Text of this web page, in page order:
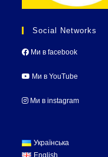
Social Networks
Ми в facebook
Ми в YouTube
Ми в instagram
Українська
English